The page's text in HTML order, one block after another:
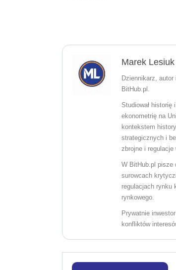
Marek
Dziennikarz,
BitHub.pl.
Studiował
ekonometrię na
kontekstem
strategicznych i
zbrojne i regulacje
W BitHub.pl pisze
surowcach
regulacjach rynku
rynkowego.
Prywatnie
konfliktów